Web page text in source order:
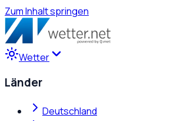
Zum Inhalt springen
Wetter
Länder
Deutschland